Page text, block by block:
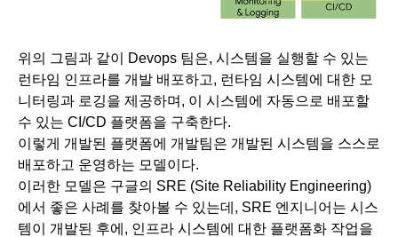
위의 그림과 같이 Devops 팀은, 시스템을 실행할 수 있는
런타임 인프라를 개발 배포하고, 런타임 시스템에 대한 모
니터링과 로깅을 제공하며, 이 시스템에 자동으로 배포할
수 있는 CI/CD 플랫폼을 구축한다.
이렇게 개발된 플랫폼에 개발팀은 개발된 시스템을 스스로
배포하고 운영하는 모델이다.
이러한 모델은 구글의 SRE (Site Reliability Engineering)
에서 좋은 사례를 찾아볼 수 있는데, SRE 엔지니어는 시스
템이 개발된 후에, 인프라 시스템에 대한 플랫폼화 작업을